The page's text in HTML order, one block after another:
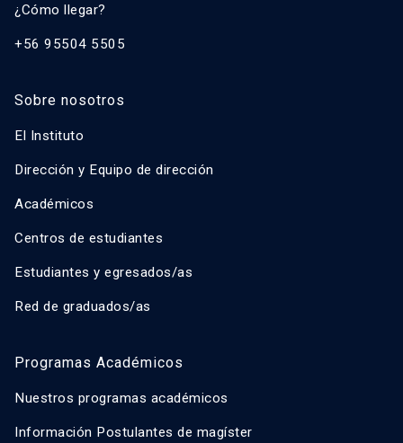
¿Cómo llegar?
+56 95504 5505
Sobre nosotros
El Instituto
Dirección y Equipo de dirección
Académicos
Centros de estudiantes
Estudiantes y egresados/as
Red de graduados/as
Programas Académicos
Nuestros programas académicos
Información Postulantes de magíster